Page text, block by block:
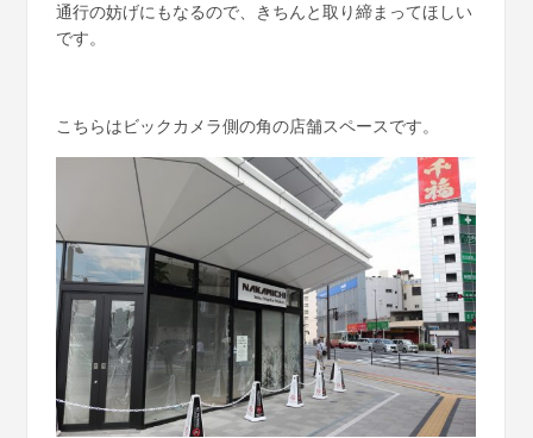
通行の妨げにもなるので、きちんと取り締まってほしい
です。
こちらはビックカメラ側の角の店舗スペースです。